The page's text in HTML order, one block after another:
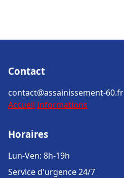
Contact
contact@assainissement-60.fr
Accueil Informations
Horaires
Lun-Ven: 8h-19h
Service d'urgence 24/7